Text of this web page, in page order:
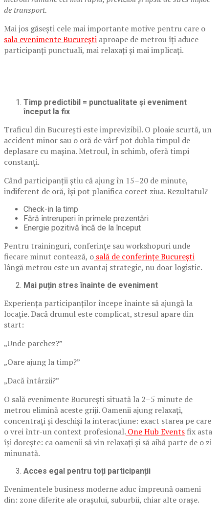
de transport.
Mai jos găsești cele mai importante motive pentru care o
sala evenimente București aproape de metrou îți aduce
participanți punctuali, mai relaxați și mai implicați.
Timp predictibil = punctualitate și eveniment
început la fix
Traficul din București este imprevizibil. O ploaie scurtă, un
accident minor sau o oră de vârf pot dubla timpul de
deplasare cu mașina. Metroul, în schimb, oferă timpi
constanți.
Când participanții știu că ajung în 15–20 de minute,
indiferent de oră, își pot planifica corect ziua. Rezultatul?
Check-in la timp
Fără întreruperi în primele prezentări
Energie pozitivă încă de la început
Pentru traininguri, conferințe sau workshopuri unde
fiecare minut contează, o sală de conferințe București
lângă metrou este un avantaj strategic, nu doar logistic.
Mai puțin stres înainte de eveniment
Experiența participanților începe înainte să ajungă la
locație. Dacă drumul este complicat, stresul apare din
start:
„Unde parchez?”
„Oare ajung la timp?”
„Dacă întârzii?”
O sală evenimente București situată la 2–5 minute de
metrou elimină aceste griji. Oamenii ajung relaxați,
concentrați și deschiși la interacțiune: exact starea pe care
o vrei într-un context profesional. One Hub Eventsfix asta
își dorește: ca oamenii să vin relaxați și să aibă parte de o zi
minunată.
Acces egal pentru toți participanții
Evenimentele business moderne aduc împreună oameni
din: zone diferite ale orașului, suburbii, chiar alte orașe.